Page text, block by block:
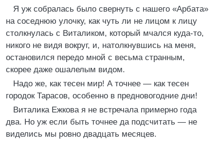
Я уж собралась было свернуть с нашего «Арбата»
на соседнюю улочку, как чуть ли не лицом к лицу
столкнулась с Виталиком, который мчался куда-то,
никого не видя вокруг, и, натолкнувшись на меня,
остановился передо мной с весьма странным,
скорее даже ошалелым видом.
Надо же, как тесен мир! А точнее — как тесен
городок Тарасов, особенно в предновогодние дни!
Виталика Ежкова я не встречала примерно года
два. Но уж если быть точнее да подсчитать — не
виделись мы ровно двадцать месяцев.